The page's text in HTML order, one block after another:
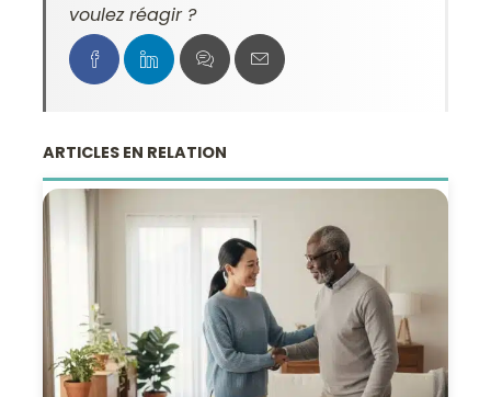
voulez réagir ?
ARTICLES EN RELATION